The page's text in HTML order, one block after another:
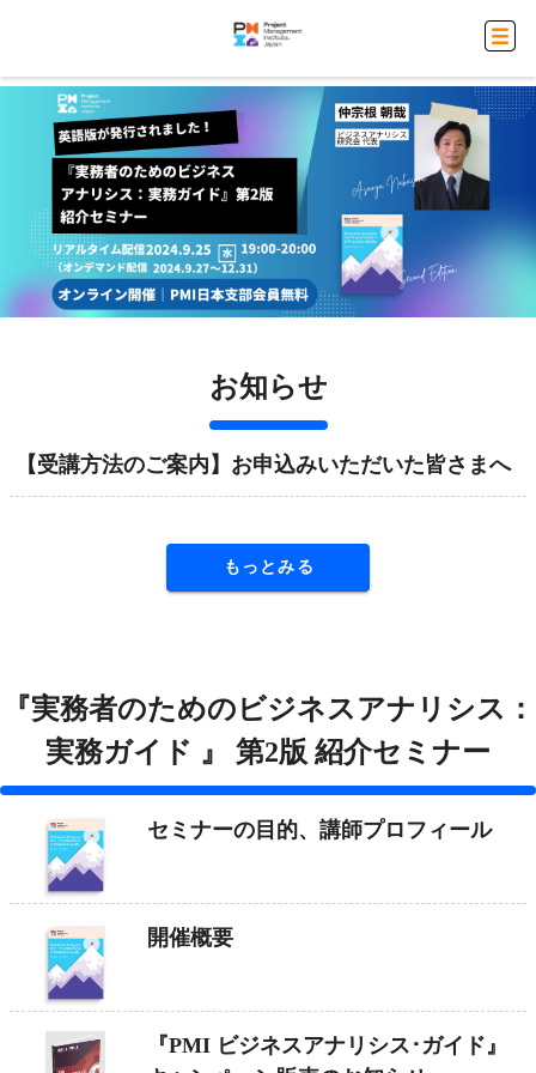
お知らせ
【受講方法のご案内】お申込みいただいた皆さまへ
もっとみる
『実務者のためのビジネスアナリシス：
実務ガイド 』 第2版 紹介セミナー
セミナーの目的、講師プロフィール
開催概要
『PMI ビジネスアナリシス･ガイド』